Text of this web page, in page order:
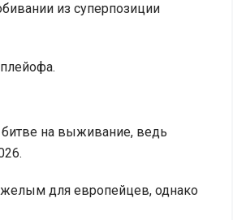
из суперпозиции
на выживание, ведь
для европейцев, однако